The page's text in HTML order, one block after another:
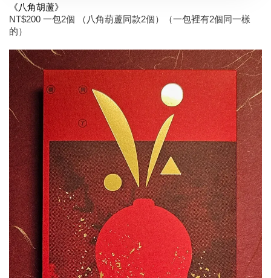
《八角胡蘆》
NT$200 一包2個 （八角葫蘆同款2個）（一包裡有2個同一樣
的）